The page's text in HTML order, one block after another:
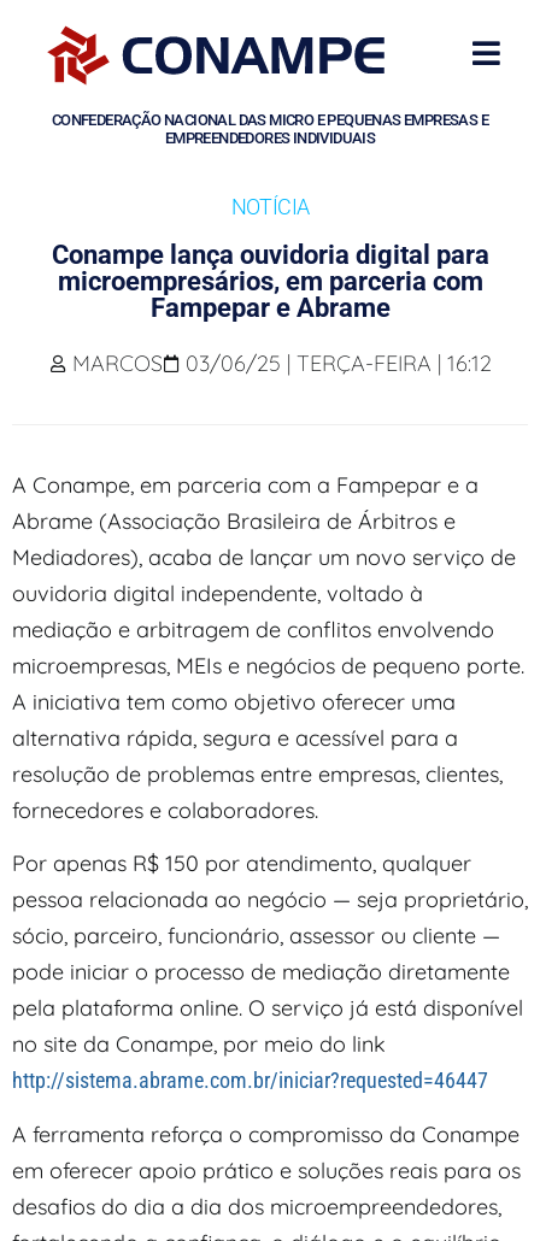
CONFEDERAÇÃO NACIONAL DAS MICRO E PEQUENAS EMPRESAS E
EMPREENDEDORES INDIVIDUAIS
NOTÍCIA
Conampe lança ouvidoria digital para
microempresários, em parceria com
Fampepar e Abrame
MARCOS 03/06/25 | TERÇA-FEIRA | 16:12
A Conampe, em parceria com a Fampepar e a
Abrame (Associação Brasileira de Árbitros e
Mediadores), acaba de lançar um novo serviço de
ouvidoria digital independente, voltado à
mediação e arbitragem de conflitos envolvendo
microempresas, MEIs e negócios de pequeno porte.
A iniciativa tem como objetivo oferecer uma
alternativa rápida, segura e acessível para a
resolução de problemas entre empresas, clientes,
fornecedores e colaboradores.
Por apenas R$ 150 por atendimento, qualquer
pessoa relacionada ao negócio — seja proprietário,
sócio, parceiro, funcionário, assessor ou cliente —
pode iniciar o processo de mediação diretamente
pela plataforma online. O serviço já está disponível
no site da Conampe, por meio do link
http://sistema.abrame.com.br/iniciar?requested=46447
A ferramenta reforça o compromisso da Conampe
em oferecer apoio prático e soluções reais para os
desafios do dia a dia dos microempreendedores,